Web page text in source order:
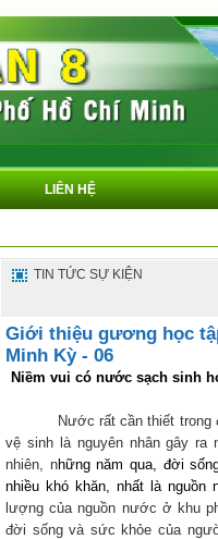
LIÊN HỆ
TIN TỨC SỰ KIỆN
Giới thiệu gương học
Minh Kỳ - 06
Niềm vui có nước sạch sinh
Nước rất cần thiết trong
vệ sinh là nguyên nhân gây ra
nhiên, những năm qua, đời
nhiều khó khăn, nhất là nguồn
lượng của nguồn nước ở khu
đời sống và sức khỏe của